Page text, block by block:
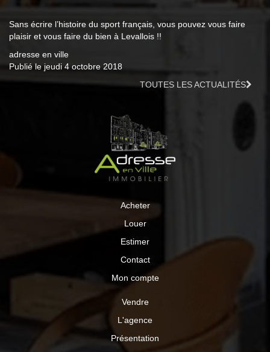
Sans écrire l’histoire du sport français, vous pouvez vous faire
plaisir et vous faire du bien à Levallois !!
adresse en ville
Publié le jeudi 4 octobre 2018
TOUTES LES ACTUALITÉS
Acheter
Louer
Estimer
Contact
Mon compte
Vendre
L'agence
Présentation